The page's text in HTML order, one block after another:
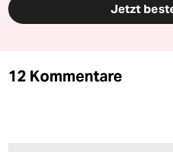
Jetzt
12 Kommentare